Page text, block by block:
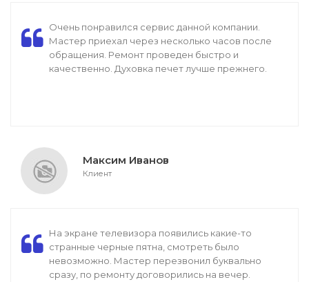
Очень понравился сервис данной компании.
Мастер приехал через несколько часов после
обращения. Ремонт проведен быстро и
качественно. Духовка печет лучше прежнего.
Максим Иванов
Клиент
На экране телевизора появились какие-то
странные черные пятна, смотреть было
невозможно. Мастер перезвонил буквально
сразу, по ремонту договорились на вечер.